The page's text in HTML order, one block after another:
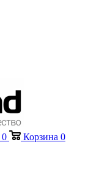
0 Корзина 0